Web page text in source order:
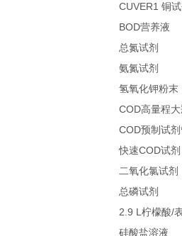
CUVER1 铜
BOD营养液
总氮试剂
氨氮试剂
氢氧化钾粉末
COD高量程
COD预制试
快速COD试剂
二氧化氯试剂
总磷试剂
2.9 L 柠檬酸/
硅酸盐溶液